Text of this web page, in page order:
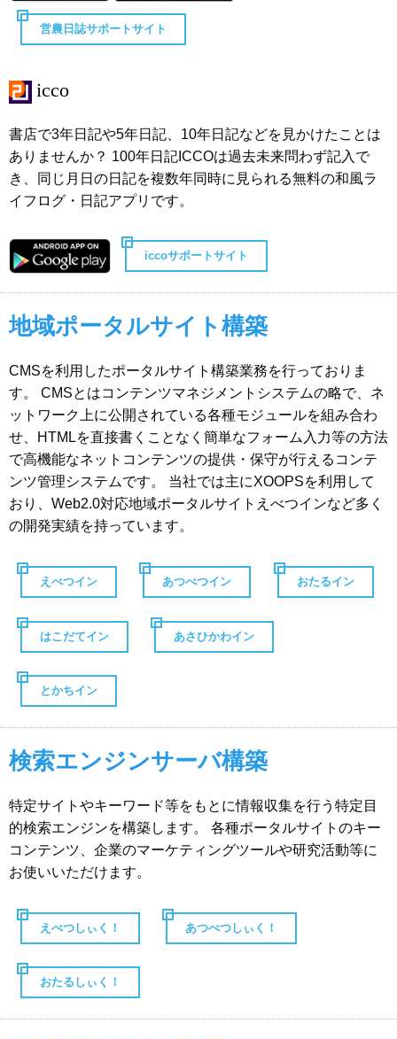
営農日誌サポートサイト
icco
書店で3年日記や5年日記、10年日記などを見かけたことは
ありませんか？ 100年日記ICCOは過去未来問わず記入で
き、同じ月日の日記を複数年同時に見られる無料の和風ラ
イフログ・日記アプリです。
iccoサポートサイト
地域ポータルサイト構築
CMSを利用したポータルサイト構築業務を行っておりま
す。 CMSとはコンテンツマネジメントシステムの略で、ネ
ットワーク上に公開されている各種モジュールを組み合わ
せ、HTMLを直接書くことなく簡単なフォーム入力等の方法
で高機能なネットコンテンツの提供・保守が行えるコンテ
ンツ管理システムです。 当社では主にXOOPSを利用して
おり、Web2.0対応地域ポータルサイトえべつインなど多く
の開発実績を持っています。
えべつイン あつべつイン おたるイン
はこだてイン あさひかわイン
とかちイン
検索エンジンサーバ構築
特定サイトやキーワード等をもとに情報収集を行う特定目
的検索エンジンを構築します。 各種ポータルサイトのキー
コンテンツ、企業のマーケティングツールや研究活動等に
お使いいただけます。
えべつしぃく！ あつべつしぃく！
おたるしぃく！